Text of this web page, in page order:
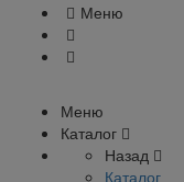
Меню
Меню
Каталог
Назад
Каталог